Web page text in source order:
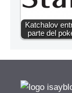
Katchalov
parte del